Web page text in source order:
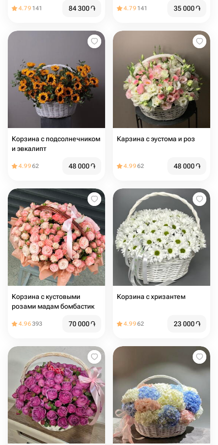
4.79 141 84 300֏ 4.79 141 35 000֏
Корзина с подсолнечником
и эвкалипт
4.9962 48 000֏
Карзина с эустома и роз
4.9962 48 000֏
Корзина с кустовыми
розами мадам бомбастик
4.96393 70 000֏
Корзина с хризантем
4.9962 23 000֏